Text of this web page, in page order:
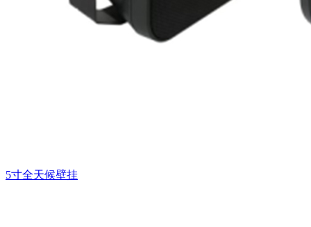
5寸全天候壁挂